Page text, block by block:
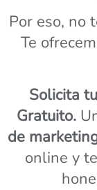
Por eso, no
Te
Solicita
Gratuito.
de
online y